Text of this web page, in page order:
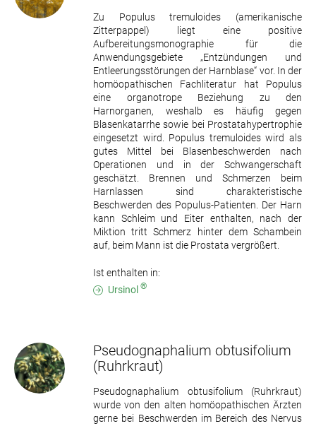
Zu Populus tremuloides (amerikanische
Zitterpappel) liegt eine positive
Aufbereitungsmonographie für die
Anwendungsgebiete „Entzündungen und
Entleerungsstörungen der Harnblase“ vor. In der
homöopathischen Fachliteratur hat Populus
eine organotrope Beziehung zu den
Harnorganen, weshalb es häufig gegen
Blasenkatarrhe sowie bei Prostatahypertrophie
eingesetzt wird. Populus tremuloides wird als
gutes Mittel bei Blasenbeschwerden nach
Operationen und in der Schwangerschaft
geschätzt. Brennen und Schmerzen beim
Harnlassen sind charakteristische
Beschwerden des Populus-Patienten. Der Harn
kann Schleim und Eiter enthalten, nach der
Miktion tritt Schmerz hinter dem Schambein
auf, beim Mann ist die Prostata vergrößert.
Ist enthalten in:
Ursinol ®
Pseudognaphalium obtusifolium
(Ruhrkraut)
Pseudognaphalium obtusifolium (Ruhrkraut)
wurde von den alten homöopathischen Ärzten
gerne bei Beschwerden im Bereich des Nervus